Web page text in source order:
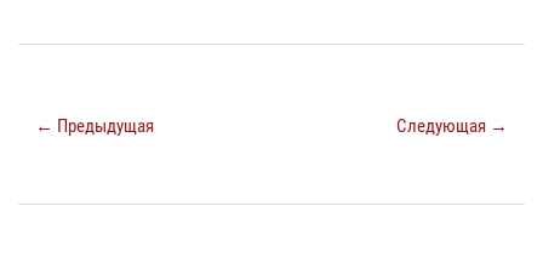
← Предыдущая Следующая →